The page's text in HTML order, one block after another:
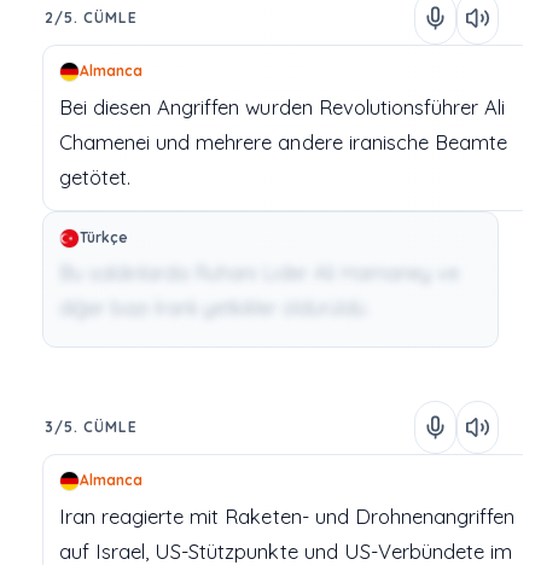
2/5. CÜMLE
Almanca
Bei diesen Angriffen wurden RevolutionsführerAli
Chamenei und mehrere andere iranische Beamte
getötet.
Türkçe
3/5. CÜMLE
Almanca
Iran reagierte mit Raketen- und Drohnenangriffen
auf Israel, US-Stützpunkte und US-Verbündete im